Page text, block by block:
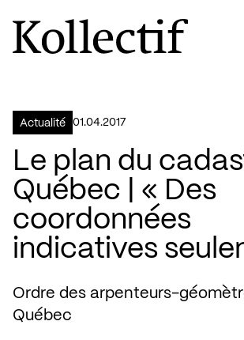
Aller à la page d'accueil
Logo Kollectif
Actualité 01.04.2017
Le plan du
Québec | « Des
coordonnées
indicatives
Ordre des arpenteurs-
Québec